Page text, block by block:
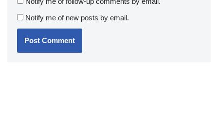
Notify me of new posts by email.